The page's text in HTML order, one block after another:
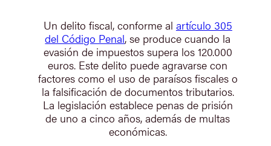
Un delito fiscal, conforme al artículo 305
del Código Penal, se produce cuando la
evasión de impuestos supera los 120.000
euros. Este delito puede agravarse con
factores como el uso de paraísos fiscales o
la falsificación de documentos tributarios.
La legislación establece penas de prisión
de uno a cinco años, además de multas
económicas.